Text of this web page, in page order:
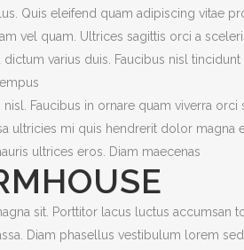
Quis eleifend quam adipiscing vitae
vel quam. Ultrices sagittis orci a
varius duis. Faucibus nisl
Faucibus in ornare quam viverra
ultricies mi quis hendrerit dolor
ultrices eros. Diam maecenas
sit. Porttitor lacus luctus
Diam phasellus vestibulum lorem